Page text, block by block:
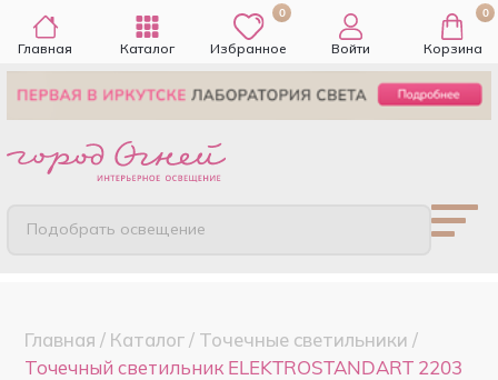
Главная Каталог
0
Избранное Войти
0
Корзина
Подобрать освещение
Главная / Каталог/ Точечные cветильники /
Точечный светильник ELEKTROSTANDART 2203